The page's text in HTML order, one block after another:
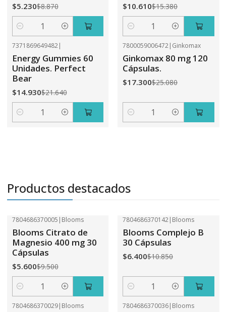
$5.230$8.870
Cantidad
$10.610$15.380
Cantidad
7371869649482|
Energy Gummies 60
Unidades. Perfect
Bear
$14.930$21.640
Cantidad
7800059006472| Ginkomax
Ginkomax 80 mg 120
Cápsulas.
$17.300$25.080
Cantidad
Productos destacados
7804686370005 | Blooms
Blooms Citrato de
Magnesio 400 mg 30
Cápsulas
$5.600$9.500
Cantidad
7804686370142| Blooms
Blooms Complejo B
30 Cápsulas
$6.400$10.850
Cantidad
7804686370029| Blooms 7804686370036| Blooms